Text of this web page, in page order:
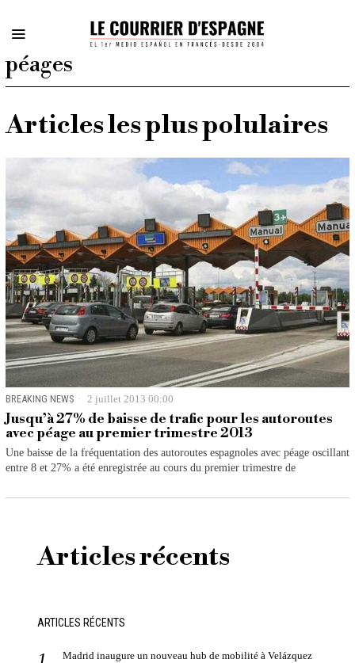
péages
Articles les plus polulaires
BREAKING NEWS 2 juillet 2013 00:00
Jusqu’à 27% de baisse de trafic pour les autoroutes
avec péage au premier trimestre 2013
Une baisse de la fréquentation des autoroutes espagnoles avec péage oscillant
entre 8 et 27% a été enregistrée au cours du premier trimestre de
Articles récents
ARTICLES RÉCENTS
Madrid inaugure un nouveau hub de mobilité à Velázquez